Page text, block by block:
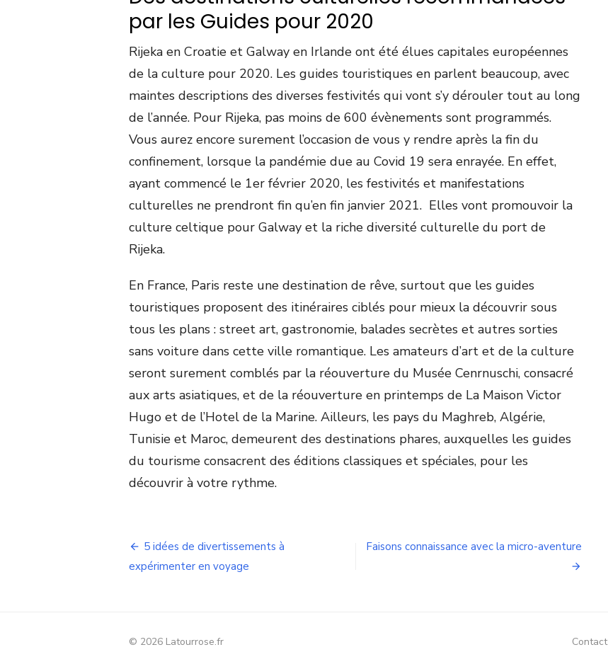
par les Guides pour 2020
Rijeka en Croatie et Galway en Irlande ont été élues capitales européennes
de la culture pour 2020. Les guides touristiques en parlent beaucoup, avec
maintes descriptions des diverses festivités qui vont s’y dérouler tout au long
de l’année. Pour Rijeka, pas moins de 600 évènements sont programmés.
Vous aurez encore surement l’occasion de vous y rendre après la fin du
confinement, lorsque la pandémie due au Covid 19 sera enrayée. En effet,
ayant commencé le 1er février 2020, les festivités et manifestations
culturelles ne prendront fin qu’en fin janvier 2021. Elles vont promouvoir la
culture celtique pour Galway et la riche diversité culturelle du port de
Rijeka.
En France, Paris reste une destination de rêve, surtout que les guides
touristiques proposent des itinéraires ciblés pour mieux la découvrir sous
tous les plans : street art, gastronomie, balades secrètes et autres sorties
sans voiture dans cette ville romantique. Les amateurs d’art et de la culture
seront surement comblés par la réouverture du Musée Cenrnuschi, consacré
aux arts asiatiques, et de la réouverture en printemps de La Maison Victor
Hugo et de l’Hotel de la Marine. Ailleurs, les pays du Maghreb, Algérie,
Tunisie et Maroc, demeurent des destinations phares, auxquelles les guides
du tourisme consacrent des éditions classiques et spéciales, pour les
découvrir à votre rythme.
Navigation
de
5 idées de divertissements à
expérimenter en voyage
Faisons connaissance avec la micro-aventure
© 2026 Latourrose.fr Contact